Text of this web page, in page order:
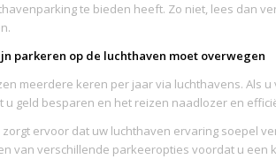
te bieden heeft. Zo niet, lees dan
parkeren op de luchthaven moet overwegen
meerdere keren per jaar via luchthavens. Als
u geld besparen en het reizen naadlozer en
ervoor dat uw luchthaven ervaring soepel
van verschillende parkeeropties voordat u een